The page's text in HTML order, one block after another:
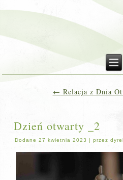
← Relacja z Dnia
Dzień otwarty _2
Dodane 27 kwietnia 2023 |przez